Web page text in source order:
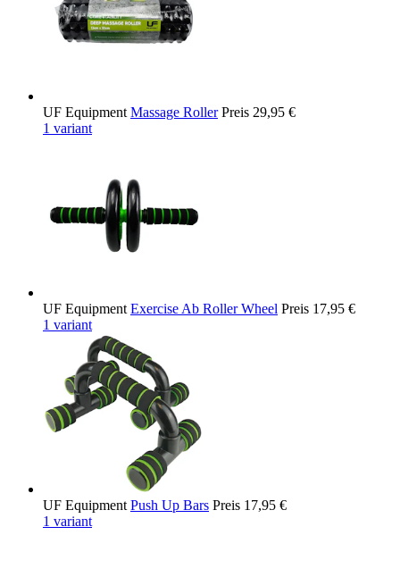
UF Equipment Massage Roller Preis 29,95 €
1 variant
UF Equipment Exercise Ab Roller Wheel Preis 17,95 €
1 variant
UF Equipment Push Up Bars Preis 17,95 €
1 variant